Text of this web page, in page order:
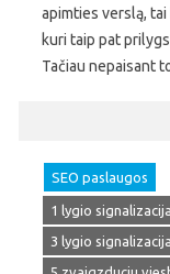
apimties verslą,
kuri taip pat
Tačiau nepaisant
SEO paslaugos
1 lygio signalizacija
3 lygio signalizacija